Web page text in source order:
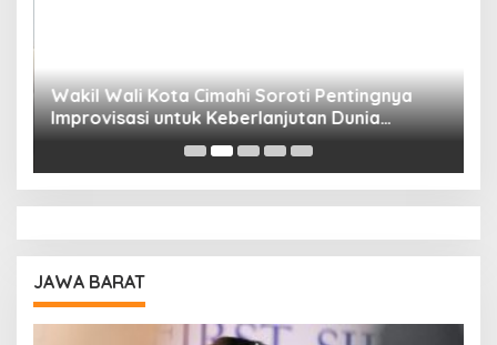
Wakil Wali Kota Cimahi Soroti Pentingnya
Improvisasi untuk Keberlanjutan Dunia
Pendidikan
JAWA BARAT